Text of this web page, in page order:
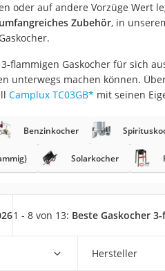
Air Bike
E-Bike-Dreirad
Reisetasche
Koffer
Faltschloss
oder auf andere Vorzüge Wert
Zubehör, in
flammigen Gaskocher für sich
unterwegs machen können.
Camplux TC03GB* mit seinen
Benzinkocher
Solarkocher
1 - 8 von 13: Beste Gaskocher
Hersteller